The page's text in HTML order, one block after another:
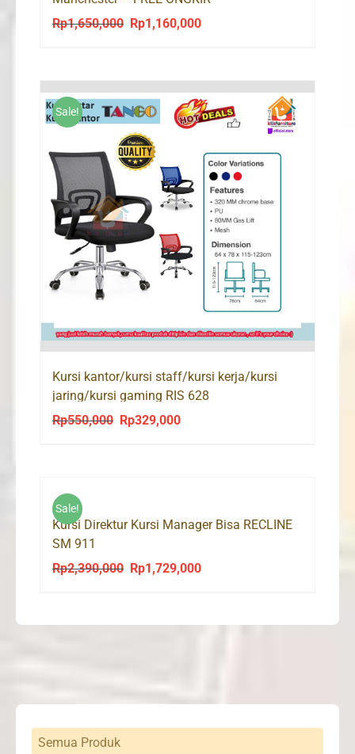
Rp1,650,000
Original
Rp1,650,000.
Rp1,160,000Current
Rp1,160,000.
Sale!
Kursi kantor/kursi staff/kursi kerja/kursi
jaring/kursi gaming RIS 628
Rp550,000
Original
Rp329,000Current
Sale!
Kursi Direktur Kursi Manager Bisa RECLINE
SM 911
Rp2,390,000
Original
Rp1,729,000Current
Semua Produk